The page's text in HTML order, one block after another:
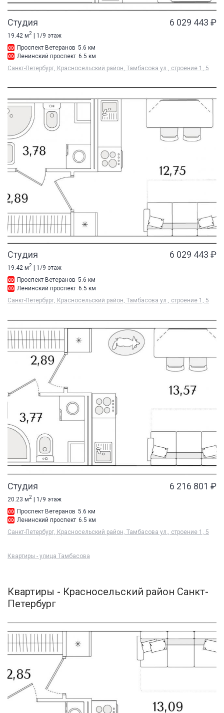
Студия 6 029 443 ₽
19.42 м2
| 1/9 этаж
Проспект Ветеранов 5.6 км
Ленинский проспект 6.5 км
Санкт-Петербург, Красносельский район, Тамбасова ул., строение 1, 5
Студия 6 029 443 ₽
19.42 м2 | 1/9 этаж
Проспект Ветеранов 5.6 км
Ленинский проспект 6.5 км
Санкт-Петербург, Красносельский район, Тамбасова ул., строение 1, 5
Студия 6 216 801 ₽
20.23 м2
| 1/9 этаж
Проспект Ветеранов 5.6 км
Ленинский проспект 6.5 км
Санкт-Петербург, Красносельский район, Тамбасова ул., строение 1, 5
Квартиры - улица Тамбасова
Квартиры - Красносельский район Санкт-
Петербург